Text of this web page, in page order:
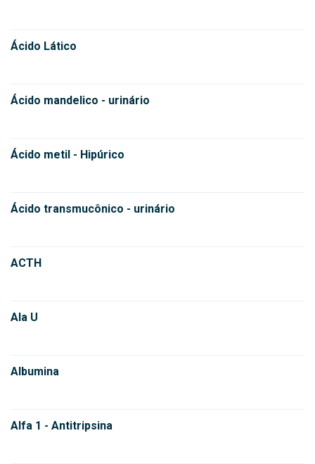
Ácido Lático
Ácido mandelico - urinário
Ácido metil - Hipúrico
Ácido transmucônico - urinário
ACTH
Ala U
Albumina
Alfa 1 - Antitripsina